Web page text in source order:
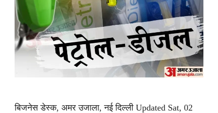
बिजनेस डेस्क, अमर उजाला, नई दिल्ली Updated Sat, 02